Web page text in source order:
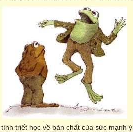
tính triết học về bản chất của sức mạnh ý